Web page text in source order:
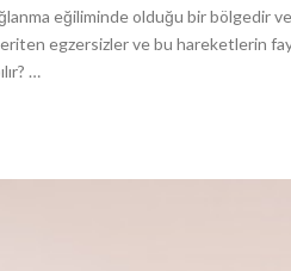
eğiliminde olduğu bir bölgedir
egzersizler ve bu hareketlerin
…